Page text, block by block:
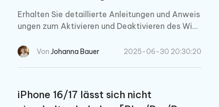
Erhalten Sie detaillierte Anleitungen und Anweis
ungen zum Aktivieren und Deaktivieren des Wie
n Sie mehr über Tenorshare ReiBoot und vereinf
Von Johanna Bauer 2025-06-30 20:30:20
iPhone 16/17 lässt sich nicht